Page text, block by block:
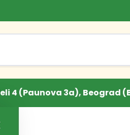
4 (Paunova 3a), Beograd